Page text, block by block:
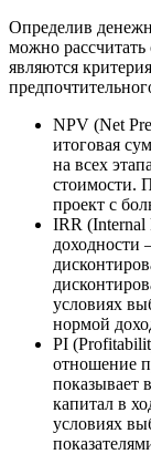
Определив
можно
являются
NPV (Net
итоговая
на всех
стоимости.
проект с
IRR (Internal
доходности
условиях
нормой
PI
отношение
показывает
капитал в
условиях